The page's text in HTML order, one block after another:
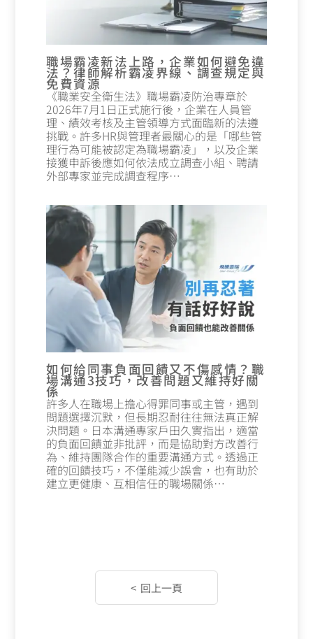
職場霸凌新法上路，企業如何避免違
法？律師解析霸凌界線、調查規定與
免費資源
《職業安全衛生法》職場霸凌防治專章於
2026年7月1日正式施行後，企業在人員管
理、績效考核及主管領導方式面臨新的法遵
挑戰。許多HR與管理者最關心的是「哪些管
理行為可能被認定為職場霸凌」，以及企業
接獲申訴後應如何依法成立調查小組、聘請
外部專家並完成調查程序…
如何給同事負面回饋又不傷感情？職
場溝通3技巧，改善問題又維持好關
係
許多人在職場上擔心得罪同事或主管，遇到
問題選擇沉默，但長期忍耐往往無法真正解
決問題。日本溝通專家戶田久實指出，適當
的負面回饋並非批評，而是協助對方改善行
為、維持團隊合作的重要溝通方式。透過正
確的回饋技巧，不僅能減少誤會，也有助於
建立更健康、互相信任的職場關係…